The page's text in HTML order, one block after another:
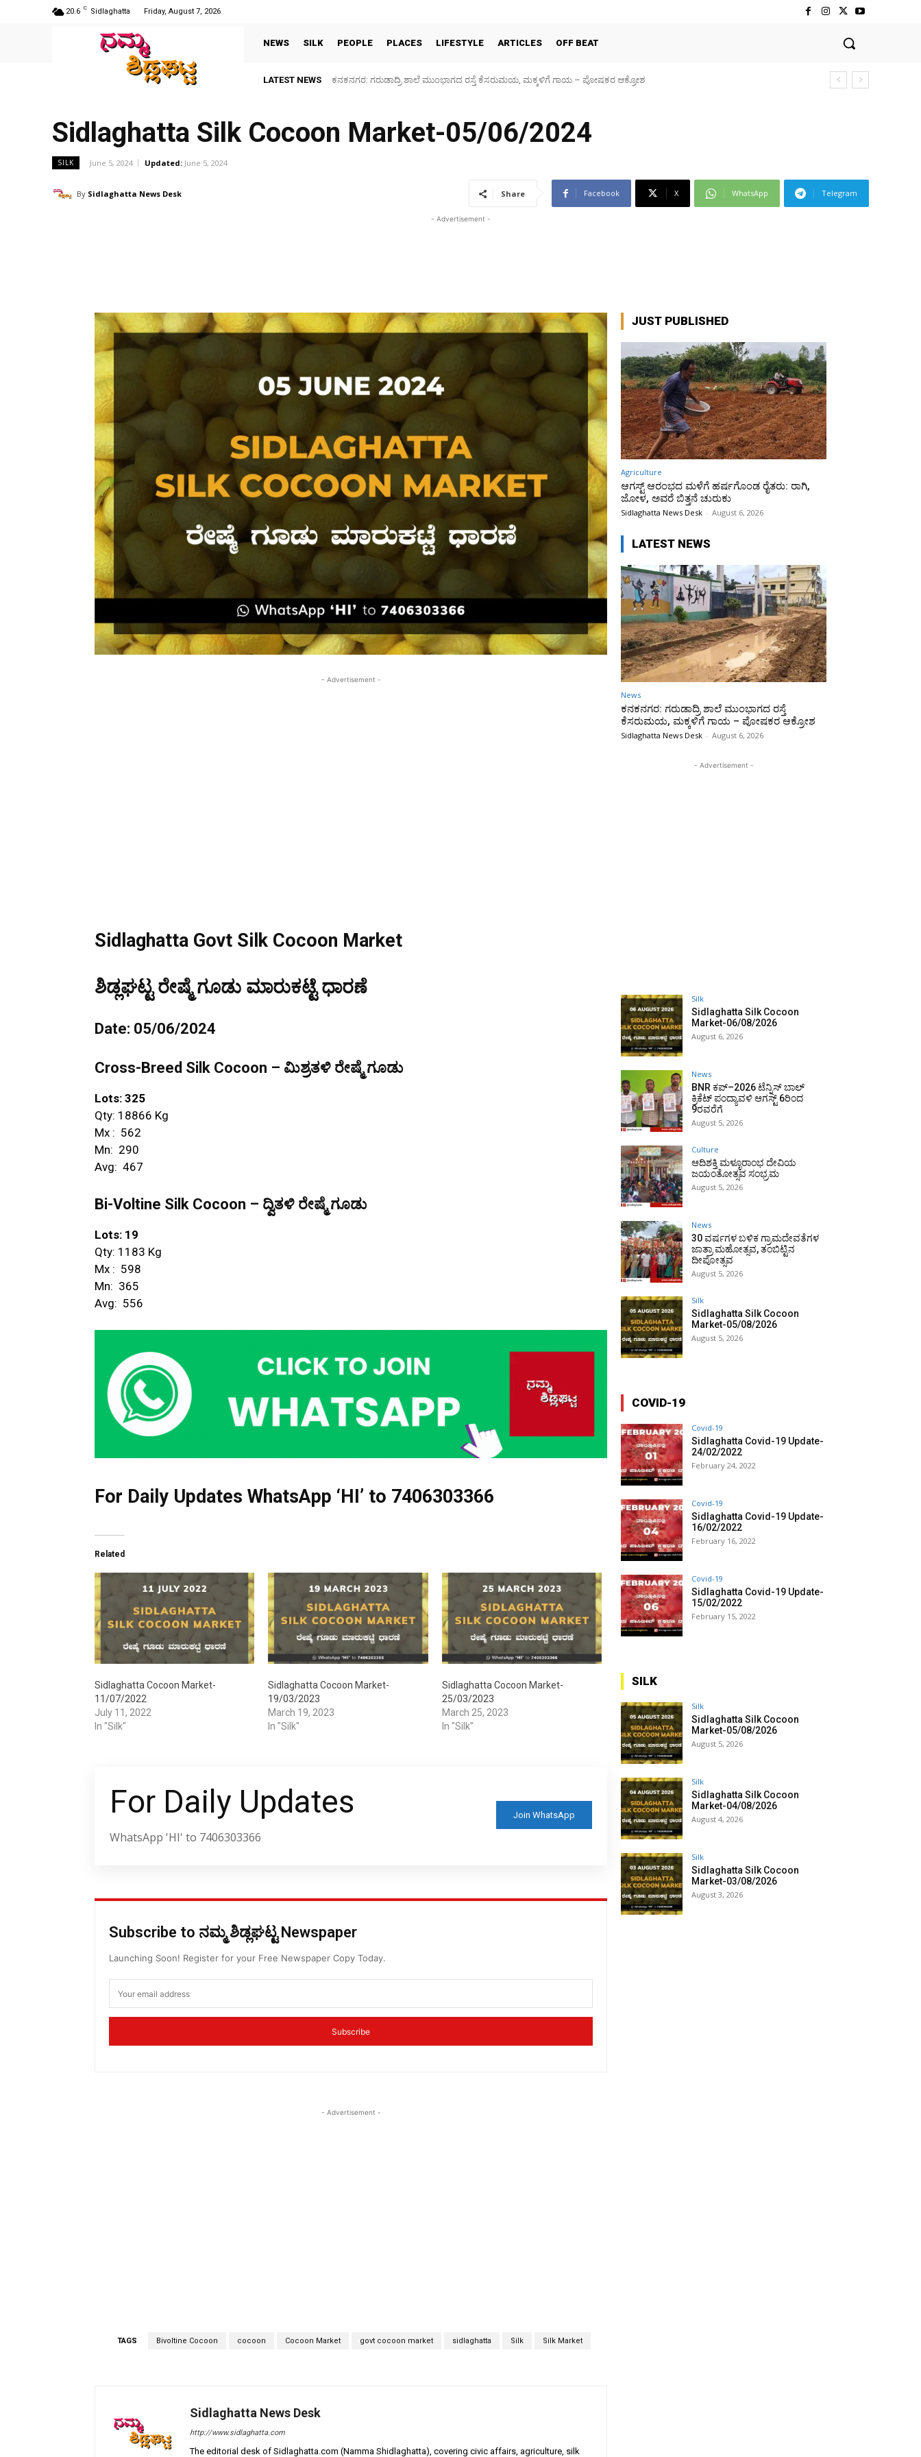
20.6 C Sidlaghatta Friday, August 7, 2026
NEWS SILK PEOPLE PLACES LIFESTYLE ARTICLES OFF BEAT
LATEST NEWSಕನಕನಗರ: ಗರುಡಾದ್ರಿ ಶಾಲೆ ಮುಂಭಾಗದ ರಸ್ತೆ ಕೆಸರುಮಯ, ಮಕ್ಕಳಿಗೆ ಗಾಯ – ಪೋಷಕರ ಆಕ್ರೋಶ
Sidlaghatta Silk Cocoon Market-06/08/2026
Sidlaghatta Silk Cocoon Market-05/06/2024
SILK June 5, 2024 Updated: June 5, 2024
By Sidlaghatta News Desk Share Facebook X WhatsApp Telegram
- Advertisement -
- Advertisement -
Sidlaghatta Govt Silk Cocoon Market
ಶಿಡ್ಲಘಟ್ಟ ರೇಷ್ಮೆ ಗೂಡು ಮಾರುಕಟ್ಟೆ ಧಾರಣೆ
Date: 05/06/2024
Cross-Breed Silk Cocoon – ಮಿಶ್ರತಳಿ ರೇಷ್ಮೆ ಗೂಡು
Lots: 325
Qty: 18866 Kg
Mx : ₹ 562
Mn: ₹ 290
Avg: ₹ 467
Bi-Voltine Silk Cocoon – ದ್ವಿತಳಿ ರೇಷ್ಮೆ ಗೂಡು
Lots: 19
Qty: 1183 Kg
Mx : ₹ 598
Mn: ₹ 365
Avg: ₹ 556
For Daily Updates WhatsApp ‘HI’ to 7406303366
Related
Sidlaghatta Cocoon Market-
11/07/2022
July 11, 2022
In "Silk"
Sidlaghatta Cocoon Market-
19/03/2023
March 19, 2023
In "Silk"
Sidlaghatta Cocoon Market-
25/03/2023
March 25, 2023
In "Silk"
For Daily Updates
WhatsApp 'HI' to 7406303366
Join WhatsApp
Subscribe to ನಮ್ಮ ಶಿಡ್ಲಘಟ್ಟ Newspaper
Launching Soon! Register for your Free Newspaper Copy Today.
Subscribe
- Advertisement -
TAGS Bivoltine Cocoon cocoon Cocoon Market govt cocoon market sidlaghatta Silk Silk Market
Sidlaghatta News Desk
http://www.sidlaghatta.com
The editorial desk of Sidlaghatta.com (Namma Shidlaghatta), covering civic affairs, agriculture, silk
JUST PUBLISHED
Agriculture
ಆಗಸ್ಟ್ ಆರಂಭದ ಮಳೆಗೆ ಹರ್ಷಗೊಂಡ ರೈತರು: ರಾಗಿ,
ಜೋಳ, ಅವರೆ ಬಿತ್ತನೆ ಚುರುಕು
Sidlaghatta News Desk - August 6, 2026
LATEST NEWS
News
ಕನಕನಗರ: ಗರುಡಾದ್ರಿ ಶಾಲೆ ಮುಂಭಾಗದ ರಸ್ತೆ
ಕೆಸರುಮಯ, ಮಕ್ಕಳಿಗೆ ಗಾಯ – ಪೋಷಕರ ಆಕ್ರೋಶ
Sidlaghatta News Desk - August 6, 2026
- Advertisement -
Silk
Sidlaghatta Silk Cocoon
Market-06/08/2026
August 6, 2026
News
BNR ಕಪ್–2026 ಟೆನ್ನಿಸ್ ಬಾಲ್
ಕ್ರಿಕೆಟ್ ಪಂದ್ಯಾವಳಿ ಆಗಸ್ಟ್ 6ರಿಂದ
9ರವರೆಗೆ
August 5, 2026
Culture
ಆದಿಶಕ್ತಿ ಮಳ್ಳೂರಾಂಭ ದೇವಿಯ
ಜಯಂತೋತ್ಸವ ಸಂಭ್ರಮ
August 5, 2026
News
30 ವರ್ಷಗಳ ಬಳಿಕ ಗ್ರಾಮದೇವತೆಗಳ
ಜಾತ್ರಾ ಮಹೋತ್ಸವ, ತಂಬಿಟ್ಟಿನ
ದೀಪೋತ್ಸವ
August 5, 2026
Silk
Sidlaghatta Silk Cocoon
Market-05/08/2026
August 5, 2026
COVID-19
Covid-19
Sidlaghatta Covid-19 Update-
24/02/2022
February 24, 2022
Covid-19
Sidlaghatta Covid-19 Update-
16/02/2022
February 16, 2022
Covid-19
Sidlaghatta Covid-19 Update-
15/02/2022
February 15, 2022
SILK
Silk
Sidlaghatta Silk Cocoon
Market-05/08/2026
August 5, 2026
Silk
Sidlaghatta Silk Cocoon
Market-04/08/2026
August 4, 2026
Silk
Sidlaghatta Silk Cocoon
Market-03/08/2026
August 3, 2026